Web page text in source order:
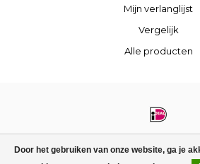
Door het gebruiken van onze website, ga je
Mijn verlanglijst
Vergelijk
Alle producten
© Copyright 2026 STIJLdepartment -